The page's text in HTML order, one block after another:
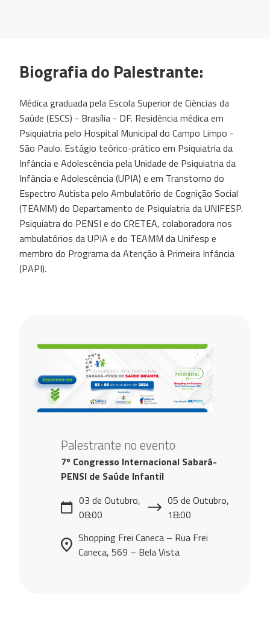
Biografia do Palestrante:
Médica graduada pela Escola Superior de Ciências da
Saúde (ESCS) - Brasília - DF. Residência médica em
Psiquiatria pelo Hospital Municipal do Campo Limpo -
São Paulo. Estágio teórico-prático em Psiquiatria da
Infância e Adolescência pela Unidade de Psiquiatria da
Infância e Adolescência (UPIA) e em Transtorno do
Espectro Autista pelo Ambulatório de Cognição Social
(TEAMM) do Departamento de Psiquiatria da UNIFESP.
Psiquiatra do PENSI e do CRETEA, colaboradora nos
ambulatórios da UPIA e do TEAMM da Unifesp e
membro do Programa da Atenção à Primeira Infância
(PAPI).
Palestrante no evento
7º Congresso Internacional Sabará-
PENSI de Saúde Infantil
03 de Outubro,
08:00
05 de Outubro,
18:00
Shopping Frei Caneca – Rua Frei
Caneca, 569 – Bela Vista